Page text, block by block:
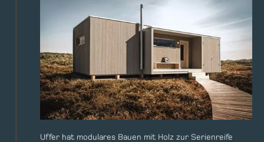
Uffer hat modulares Bauen mit Holz zur Serienreife